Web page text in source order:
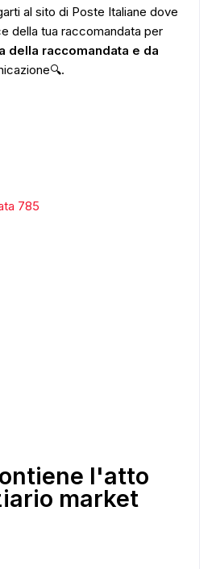
al sito di Poste Italiane dove
della tua raccomandata per
della raccomandata e da
785
l'atto
market